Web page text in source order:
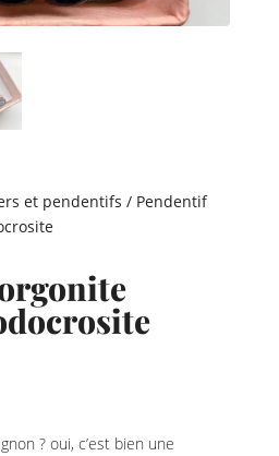
et pendentifs / Pendentif
? oui, c’est bien une